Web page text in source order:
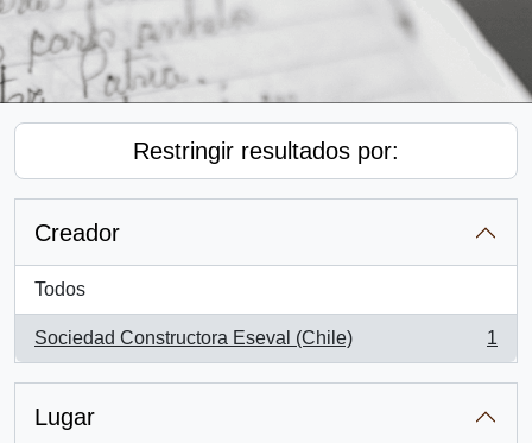
Restringir resultados por:
Creador
Todos
Sociedad Constructora Eseval (Chile)
, 1 resultados
1
Lugar